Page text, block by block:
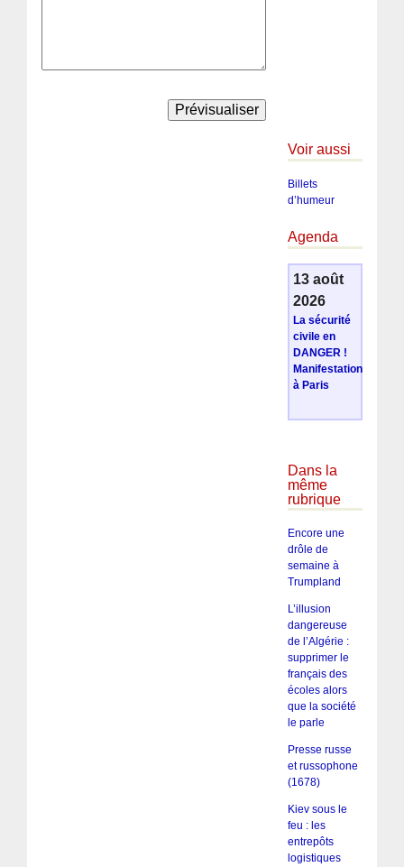
Voir aussi
Billets
d’humeur
Agenda
13 août
2026
La sécurité
civile en
DANGER !
Manifestation
à Paris
Dans la
même
rubrique
Encore une
drôle de
semaine à
Trumpland
L’illusion
dangereuse
de l’Algérie :
supprimer le
français des
écoles alors
que la société
le parle
Presse russe
et russophone
(1678)
Kiev sous le
feu : les
entrepôts
logistiques